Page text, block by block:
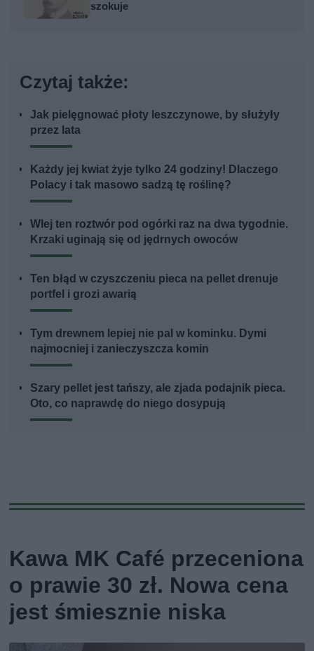
szokuje
Czytaj także:
Jak pielęgnować płoty leszczynowe, by służyły
przez lata
Każdy jej kwiat żyje tylko 24 godziny! Dlaczego
Polacy i tak masowo sadzą tę roślinę?
Wlej ten roztwór pod ogórki raz na dwa tygodnie.
Krzaki uginają się od jędrnych owoców
Ten błąd w czyszczeniu pieca na pellet drenuje
portfel i grozi awarią
Tym drewnem lepiej nie pal w kominku. Dymi
najmocniej i zanieczyszcza komin
Szary pellet jest tańszy, ale zjada podajnik pieca.
Oto, co naprawdę do niego dosypują
Kawa MK Café przeceniona
o prawie 30 zł. Nowa cena
jest śmiesznie niska